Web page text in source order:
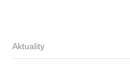
Aktuality